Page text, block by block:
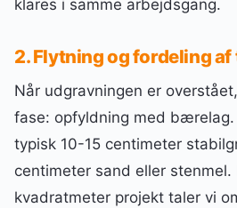
klares i samme arbejdsgang.
2. Flytning og fordeling
Når udgravningen er
fase: opfyldning med
typisk 10-15 centimeter
centimeter sand eller stenmel.
kvadratmeter projekt taler vi